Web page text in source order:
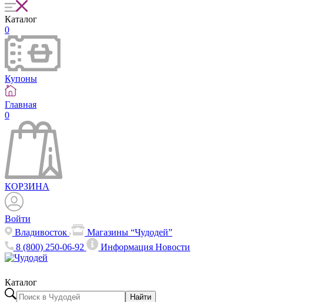
Каталог
0
Купоны
Главная
0
КОРЗИНА
Войти
Владивосток
Магазины “Чудодей”
8 (800) 250-06-92
ИнформацияНовости
Каталог
Найти